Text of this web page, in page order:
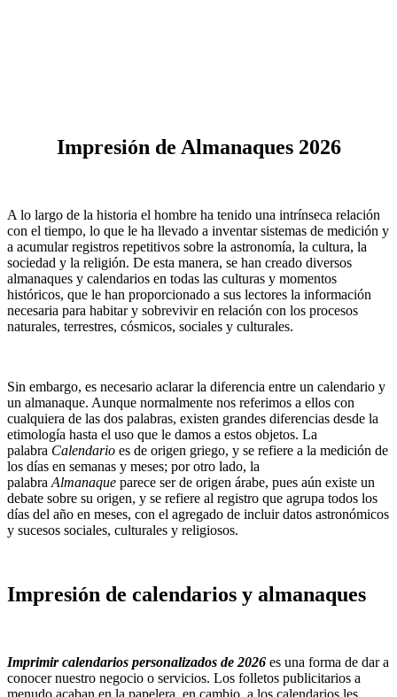
Impresión de Almanaques 2026
A lo largo de la historia el hombre ha tenido una intrínseca relación
con el tiempo, lo que le ha llevado a inventar sistemas de medición y
a acumular registros repetitivos sobre la astronomía, la cultura, la
sociedad y la religión. De esta manera, se han creado diversos
almanaques y calendarios en todas las culturas y momentos
históricos, que le han proporcionado a sus lectores la información
necesaria para habitar y sobrevivir en relación con los procesos
naturales, terrestres, cósmicos, sociales y culturales.
Sin embargo, es necesario aclarar la diferencia entre un calendario y
un almanaque. Aunque normalmente nos referimos a ellos con
cualquiera de las dos palabras, existen grandes diferencias desde la
etimología hasta el uso que le damos a estos objetos. La
palabra Calendario es de origen griego, y se refiere a la medición de
los días en semanas y meses; por otro lado, la
palabra Almanaque parece ser de origen árabe, pues aún existe un
debate sobre su origen, y se refiere al registro que agrupa todos los
días del año en meses, con el agregado de incluir datos astronómicos
y sucesos sociales, culturales y religiosos.
Impresión de calendarios y almanaques
Imprimir calendarios personalizados de 2026 es una forma de dar a
conocer nuestro negocio o servicios. Los folletos publicitarios a
menudo acaban en la papelera, en cambio, a los calendarios les